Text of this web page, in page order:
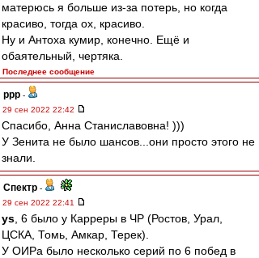
матерюсь я больше из-за потерь, но когда
красиво, тогда ох, красиво.
Ну и Антоха кумир, конечно. Ещё и
обаятельный, чертяка.
Последнее сообщение
ppp -
29 сен 2022 22:42
Спасибо, Анна Станиславовна! )))
У Зенита не было шансов...они просто этого не
знали.
Спектр -
29 сен 2022 22:41
ys , 6 было у Карреры в ЧР (Ростов, Урал,
ЦСКА, Томь, Амкар, Терек).
У ОИРа было несколько серий по 6 побед в